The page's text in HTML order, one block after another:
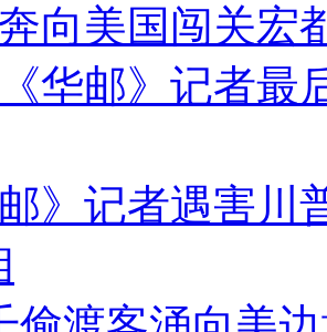
向美国闯关宏
华邮》记者最
邮》记者遇害